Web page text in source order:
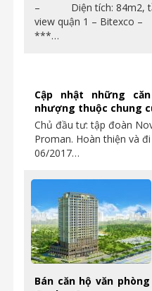
– Diện tích: 84m2,
view quận 1 –
***…
Cập nhật những
nhượng thuộc chung
Chủ đầu tư: tập đoàn
Proman. Hoàn thiện và
06/2017…
Bán căn hộ văn